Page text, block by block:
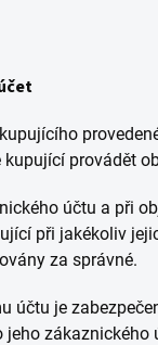
provádět
účtu a při
při jakékoliv
za správné.
účtu je
jeho